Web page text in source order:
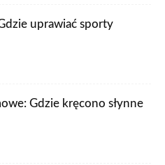
uprawiać sporty
Gdzie kręcono słynne